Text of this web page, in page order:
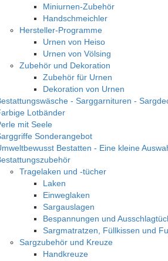
Miniurnen-Zubehör
Handschmeichler
Hersteller-Programme
Urnen von Heiso
Urnen von Völsing
Zubehör und Dekoration
Zubehör für Urnen
Dekoration von Urnen
- Sarggarnituren -
Lotbänder
mit Seele
Sonderangebot
Bestatten - Eine kleine
Tragelaken und -tücher
Laken
Einweglaken
Sargauslagen
Bespannungen und
Sargmatratzen, Füllkissen und
Sargzubehör und Kreuze
Handkreuze